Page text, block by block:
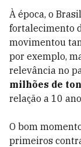
À época, o
fortalecimento
movimentou
por exemplo,
relevância no
milhões de
relação a 10
O bom
primeiros